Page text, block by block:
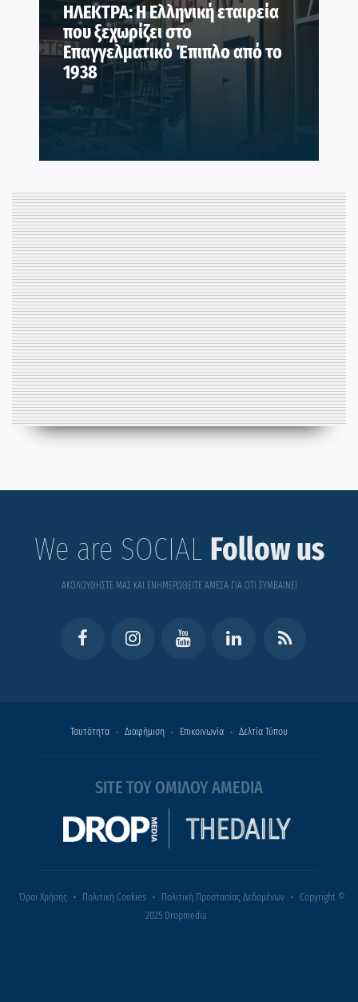
ΗΛΕΚΤΡΑ: Η Ελληνική εταιρεία
που ξεχωρίζει στο
Επαγγελματικό Έπιπλο από το
1938
We are SOCIAL Follow us
ΑΚΟΛΟΥΘΗΣΤΕ ΜΑΣ ΚΑΙ ΕΝΗΜΕΡΩΘΕΙΤΕ ΑΜΕΣΑ ΓΙΑ ΟΤΙ ΣΥΜΒΑΙΝΕΙ
Ταυτότητα Διαφήμιση Επικοινωνία Δελτία Τύπου
SITE ΤΟΥ ΟΜΙΛΟΥ AMEDIA
Όροι Χρήσης Πολιτική Cookies Πολιτική Προστασίας Δεδομένων
Copyright ©
2025 Dropmedia